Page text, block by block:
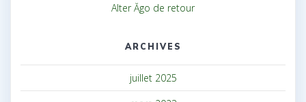
Alter Ăgo de retour
ARCHIVES
juillet 2025